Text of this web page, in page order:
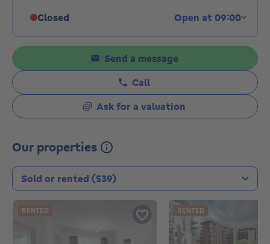
Closed Open at 09:00
Click to display opening hours
Send a message
Call
Ask for a valuation
Our properties
Transaction type
RENTED RENTED